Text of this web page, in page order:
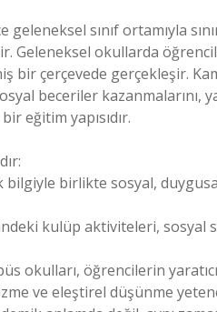
sınıf ortamıyla
Geleneksel okullarda
bir çerçevede gerçekleşir.
beceriler kazanmalarını,
eğitim yapısıdır.
bilgiyle birlikte sosyal,
kulüp aktiviteleri,
okulları, öğrencilerin
ve eleştirel düşünme